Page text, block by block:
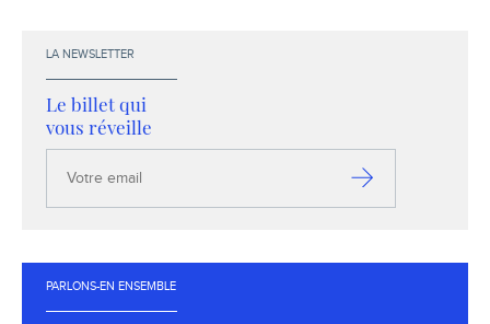
LA NEWSLETTER
Le billet qui
vous réveille
email
S’inscrire
PARLONS-EN ENSEMBLE